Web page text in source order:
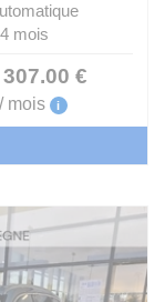
mois
307.00 €
/ mois i